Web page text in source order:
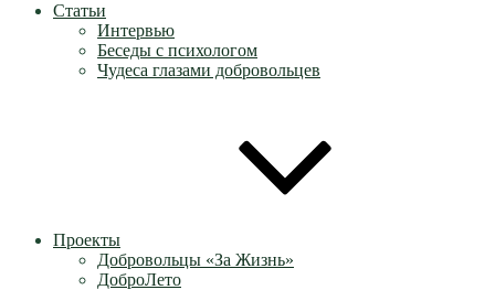
Статьи
Интервью
Беседы с психологом
Чудеса глазами добровольцев
Проекты
Добровольцы «За Жизнь»
ДоброЛето